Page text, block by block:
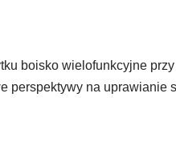
boisko wielofunkcyjne
perspektywy na uprawianie